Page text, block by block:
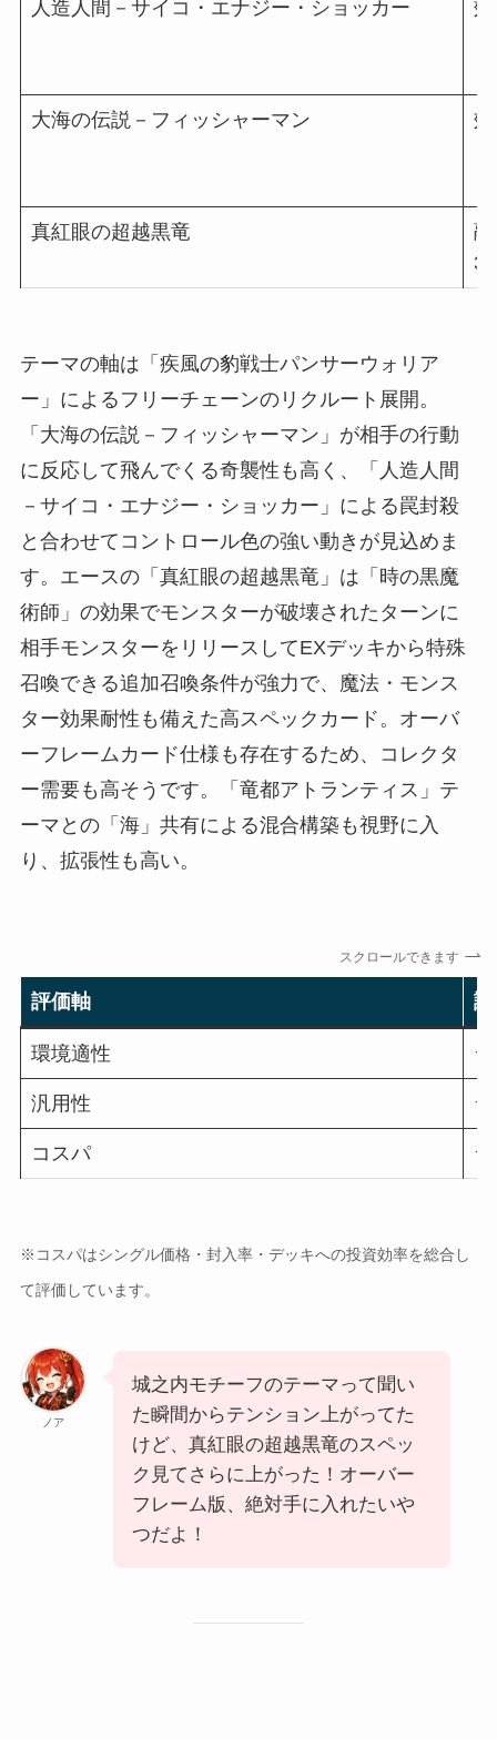
人造人間－サイコ・エナジー・ショッカー
大海の伝説－フィッシャーマン
真紅眼の超越黒竜
テーマの軸は「疾風の豹戦士パンサーウォリア
ー」によるフリーチェーンのリクルート展開。
「大海の伝説－フィッシャーマン」が相手の行動
に反応して飛んでくる奇襲性も高く、「人造人間
－サイコ・エナジー・ショッカー」による罠封殺
と合わせてコントロール色の強い動きが見込めま
す。エースの「真紅眼の超越黒竜」は「時の黒魔
術師」の効果でモンスターが破壊されたターンに
相手モンスターをリリースしてEXデッキから特殊
召喚できる追加召喚条件が強力で、魔法・モンス
ター効果耐性も備えた高スペックカード。オーバ
ーフレームカード仕様も存在するため、コレクタ
ー需要も高そうです。「竜都アトランティス」テ
ーマとの「海」共有による混合構築も視野に入
り、拡張性も高い。
スクロールできます
評価軸
環境適性
汎用性
コスパ
※コスパはシングル価格・封入率・デッキへの投資効率を総合し
て評価しています。
ノア
城之内モチーフのテーマって聞い
た瞬間からテンション上がってた
けど、真紅眼の超越黒竜のスペッ
ク見てさらに上がった！オーバー
フレーム版、絶対手に入れたいや
つだよ！